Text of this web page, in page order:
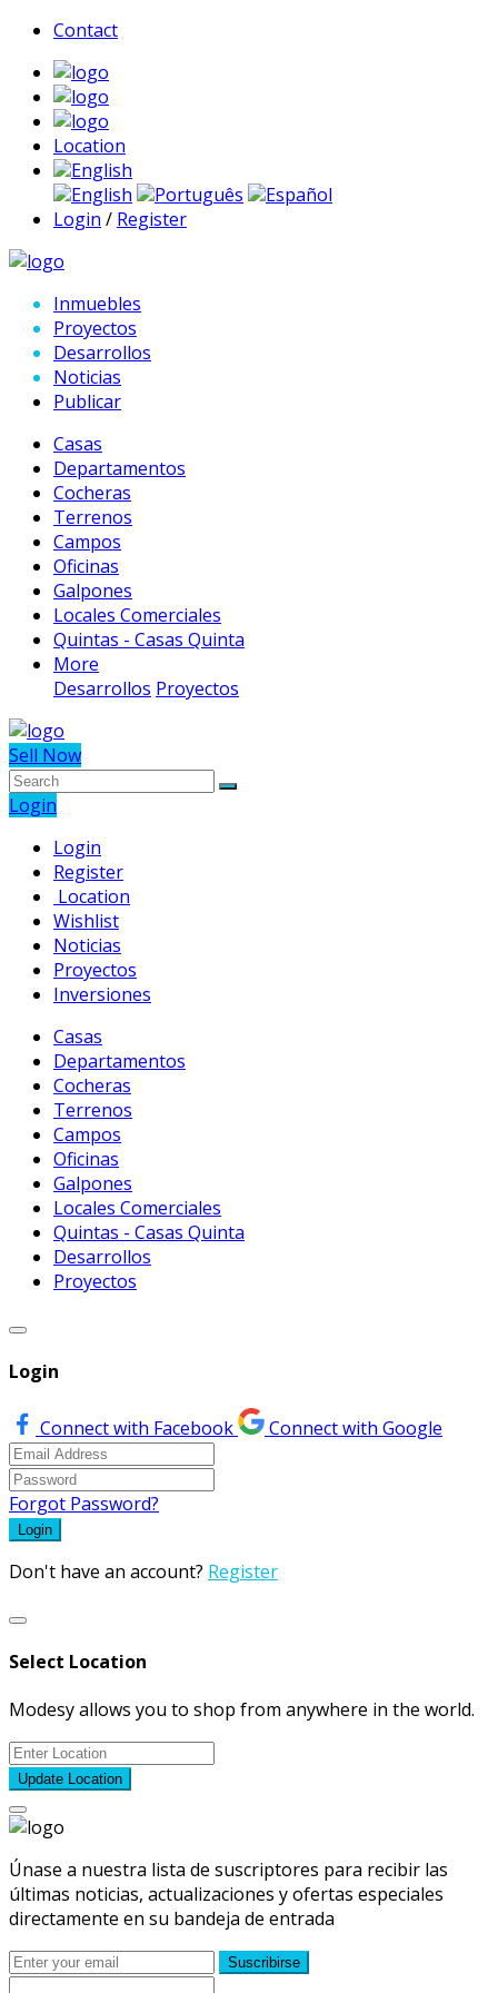
Contact
Location
English
English
Português
Español
Login / Register
Inmuebles
Proyectos
Desarrollos
Noticias
Publicar
Casas
Departamentos
Cocheras
Terrenos
Campos
Oficinas
Galpones
Locales Comerciales
Quintas - Casas Quinta
More
Desarrollos Proyectos
Sell Now
Login
Login
Register
Location
Wishlist
Noticias
Proyectos
Inversiones
Casas
Departamentos
Cocheras
Terrenos
Campos
Oficinas
Galpones
Locales Comerciales
Quintas - Casas Quinta
Desarrollos
Proyectos
Login
Connect with Facebook Connect with Google
Forgot Password?
Login
Don't have an account? Register
Select Location
Modesy allows you to shop from anywhere in the world.
Update Location
Únase a nuestra lista de suscriptores para recibir las
últimas noticias, actualizaciones y ofertas especiales
directamente en su bandeja de entrada
Suscribirse